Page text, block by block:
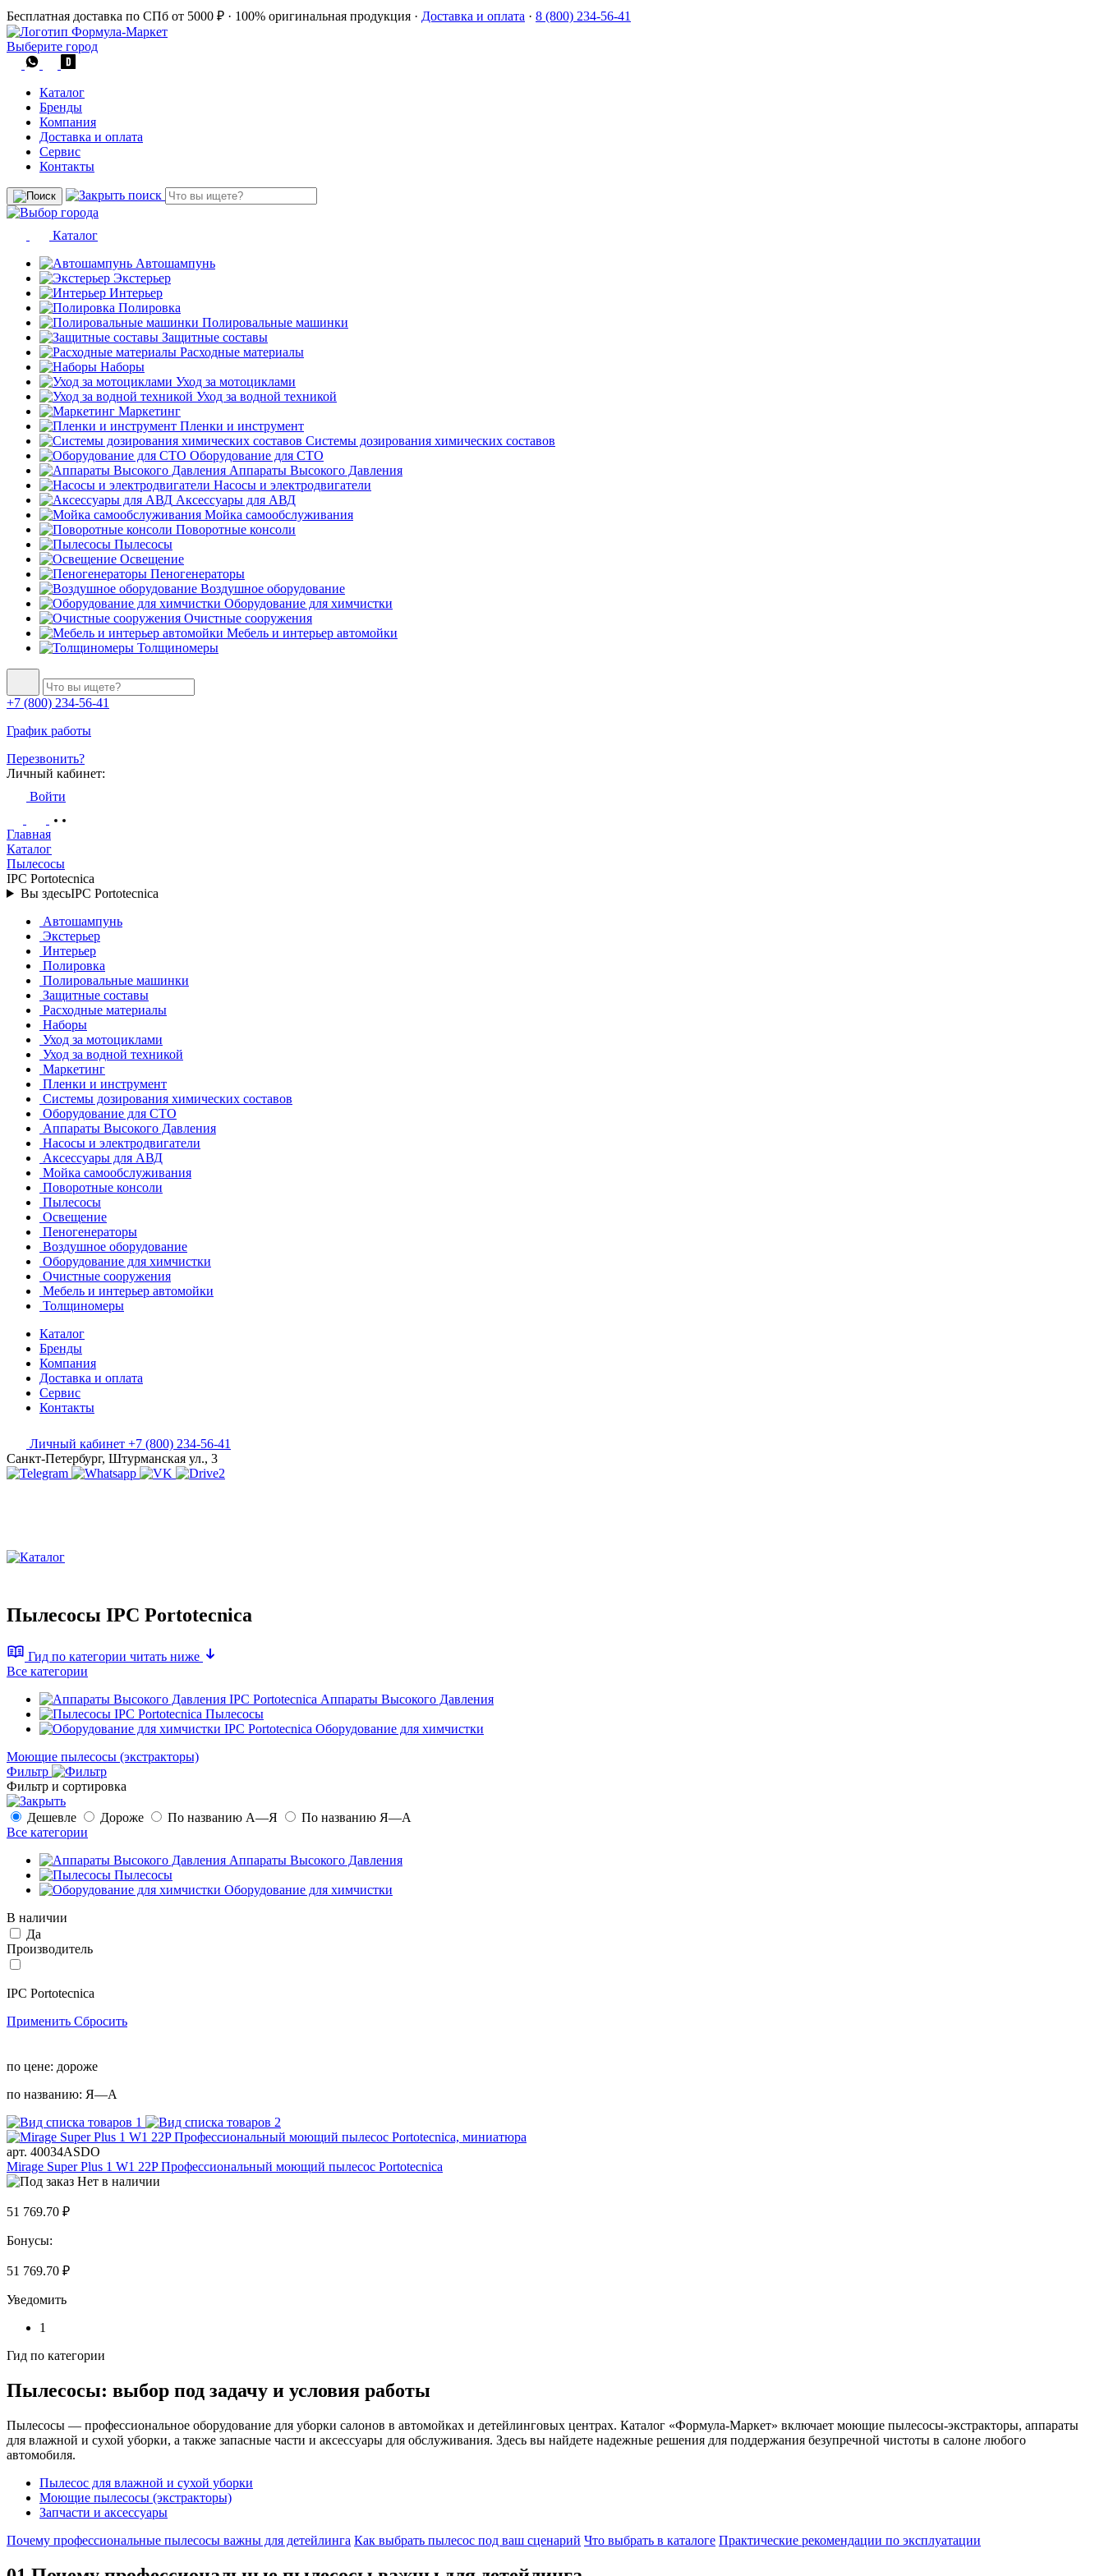
Бесплатная доставка по СПб от 5000 ₽ · 100% оригинальная продукция · Доставка и оплата · 8 (800) 234-56-41
Выберите город
Каталог
Бренды
Компания
Доставка и оплата
Сервис
Контакты
Каталог
Автошампунь
Экстерьер
Интерьер
Полировка
Полировальные машинки
Защитные составы
Расходные материалы
Наборы
Уход за мотоциклами
Уход за водной техникой
Маркетинг
Пленки и инструмент
Системы дозирования химических составов
Оборудование для СТО
Аппараты Высокого Давления
Насосы и электродвигатели
Аксессуары для АВД
Мойка самообслуживания
Поворотные консоли
Пылесосы
Освещение
Пеногенераторы
Воздушное оборудование
Оборудование для химчистки
Очистные сооружения
Мебель и интерьер автомойки
Толщиномеры
+7 (800) 234-56-41
График работы
Перезвонить?
Личный кабинет:
Войти
Главная
Каталог
Пылесосы
IPC Portotecnica
Вы здесьIPC Portotecnica
Автошампунь
Экстерьер
Интерьер
Полировка
Полировальные машинки
Защитные составы
Расходные материалы
Наборы
Уход за мотоциклами
Уход за водной техникой
Маркетинг
Пленки и инструмент
Системы дозирования химических составов
Оборудование для СТО
Аппараты Высокого Давления
Насосы и электродвигатели
Аксессуары для АВД
Мойка самообслуживания
Поворотные консоли
Пылесосы
Освещение
Пеногенераторы
Воздушное оборудование
Оборудование для химчистки
Очистные сооружения
Мебель и интерьер автомойки
Толщиномеры
Каталог
Бренды
Компания
Доставка и оплата
Сервис
Контакты
Личный кабинет +7 (800) 234-56-41
Санкт-Петербург, Штурманская ул., 3
Пылесосы IPC Portotecnica
Гид по категории читать ниже
Все категории
Аппараты Высокого Давления
Пылесосы
Оборудование для химчистки
Моющие пылесосы (экстракторы)
Фильтр
Фильтр и сортировка
Дешевле Дороже По названию А—Я
По названию Я—А
Все категории
Аппараты Высокого Давления
Пылесосы
Оборудование для химчистки
В наличии
Да
Производитель
IPC Portotecnica
Применить Сбросить
по цене: дороже
по названию: Я—А
арт. 40034ASDO
Mirage Super Plus 1 W1 22P Профессиональный моющий пылесос Portotecnica
Нет в наличии
51 769.70 ₽
Бонусы:
51 769.70 ₽
Уведомить
1
Гид по категории
Пылесосы: выбор под задачу и условия работы
Пылесосы — профессиональное оборудование для уборки салонов в автомойках и детейлинговых центрах. Каталог «Формула-Маркет» включает моющие пылесосы-экстракторы, аппараты
для влажной и сухой уборки, а также запасные части и аксессуары для обслуживания. Здесь вы найдете надежные решения для поддержания безупречной чистоты в салоне любого
автомобиля.
Пылесос для влажной и сухой уборки
Моющие пылесосы (экстракторы)
Запчасти и аксессуары
Почему профессиональные пылесосы важны для детейлинга Как выбрать пылесос под ваш сценарий Что выбрать в каталоге Практические рекомендации по эксплуатации